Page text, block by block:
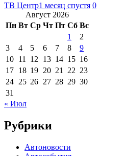
ТВ Центр1 месяц спустя 0
Август 2026
Пн Вт Ср Чт Пт Сб Вс
1
2
3
4 5 6 7 8
9
10 11 12 13 14 15 16
17 18 19 20 21 22 23
24 25 26 27 28 29 30
31
« Июл
Рубрики
Автоновости